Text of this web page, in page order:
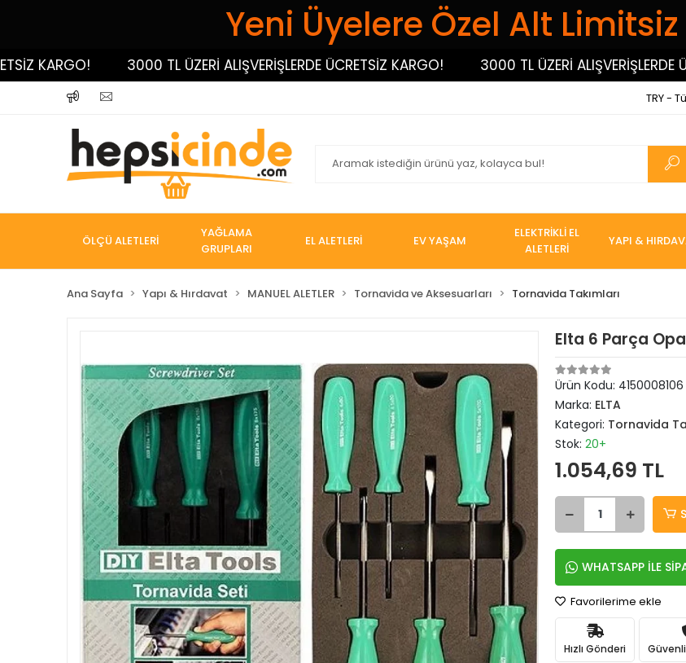
Yeni Üyelere Özel Alt
3000 TL ÜZERİ ALIŞVERİŞLERDE ÜCRETSİZ KARGO! 3000 TL ÜZERİ ALIŞVERİŞLERDE
TRY -
ÖLÇÜ ALETLERİ
YAĞLAMA
GRUPLARI
EL ALETLERİ EV YAŞAM
ELEKTRİKLİ EL
ALETLERİ
YAPI &
Ana Sayfa Yapı & Hırdavat MANUEL ALETLER Tornavida ve Aksesuarları Tornavida Takımları
Elta 6 Parça
Ürün Kodu: 4150008106
Marka: ELTA
Kategori: Tornavida
Stok: 20+
1.054,69 TL
WHATSAPP İLE
Favorilerime ekle
Hızlı Gönderi Güvenli